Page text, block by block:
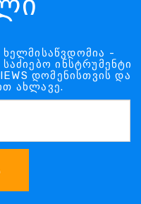
ხელმისაწვდომია -
საძიებო ინსტრუმენტი
დომენისთვის და
ახლავე.